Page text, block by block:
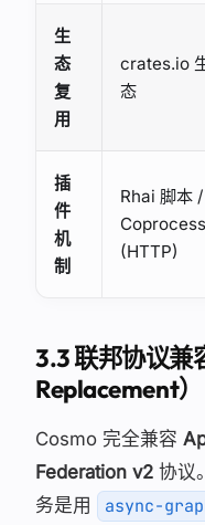
生
态
复
用
crates.io
态
插
件
机
制
Rhai 脚本 /
(HTTP)
3.3 联邦协议
Replacement）
Cosmo 完全兼容
Federation v2 协议
务是用
async-